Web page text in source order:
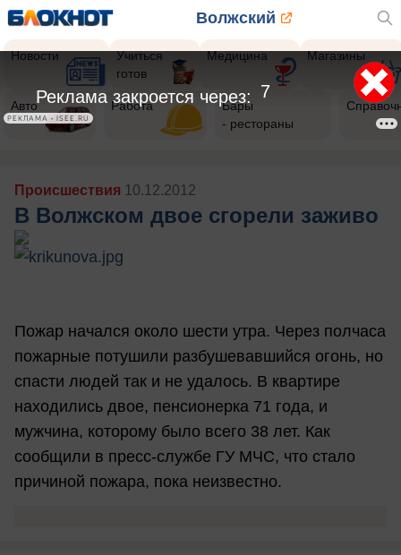
Волжский
Новости
Учиться
готов
Медицина Магазины
Авто Работа
Бары
- рестораны
Происшествия 10.12.2012
В Волжском двое сгорели заживо
Пожар начался около шести утра. Через полчаса
пожарные потушили разбушевавшийся огонь, но
спасти людей так и не удалось. В квартире
находились двое, пенсионерка 71 года, и
мужчина, которому было всего 38 лет. Как
сообщили в пресс-службе ГУ МЧС, что стало
причиной пожара, пока неизвестно.
4
Реклама закроется через:
РЕКЛАМА • ISEE.RU